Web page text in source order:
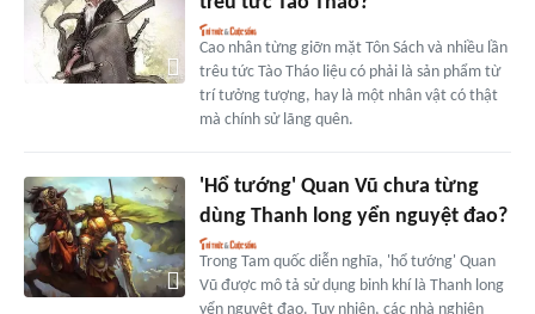
Cao nhân từng giỡn mặt Tôn Sách và nhiều lần
trêu tức Tào Tháo liệu có phải là sản phẩm từ
trí tưởng tượng, hay là một nhân vật có thật
mà chính sử lãng quên.
'Hổ tướng' Quan Vũ chưa từng
dùng Thanh long yển nguyệt đao?
Trong Tam quốc diễn nghĩa, 'hổ tướng' Quan
Vũ được mô tả sử dụng binh khí là Thanh long
yển nguyệt đao. Tuy nhiên, các nhà nghiên